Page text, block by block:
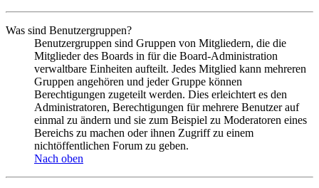
Was sind Benutzergruppen?
Benutzergruppen sind Gruppen von Mitgliedern, die die
Mitglieder des Boards in für die Board-Administration
verwaltbare Einheiten aufteilt. Jedes Mitglied kann mehreren
Gruppen angehören und jeder Gruppe können
Berechtigungen zugeteilt werden. Dies erleichtert es den
Administratoren, Berechtigungen für mehrere Benutzer auf
einmal zu ändern und sie zum Beispiel zu Moderatoren eines
Bereichs zu machen oder ihnen Zugriff zu einem
nichtöffentlichen Forum zu geben.
Nach oben